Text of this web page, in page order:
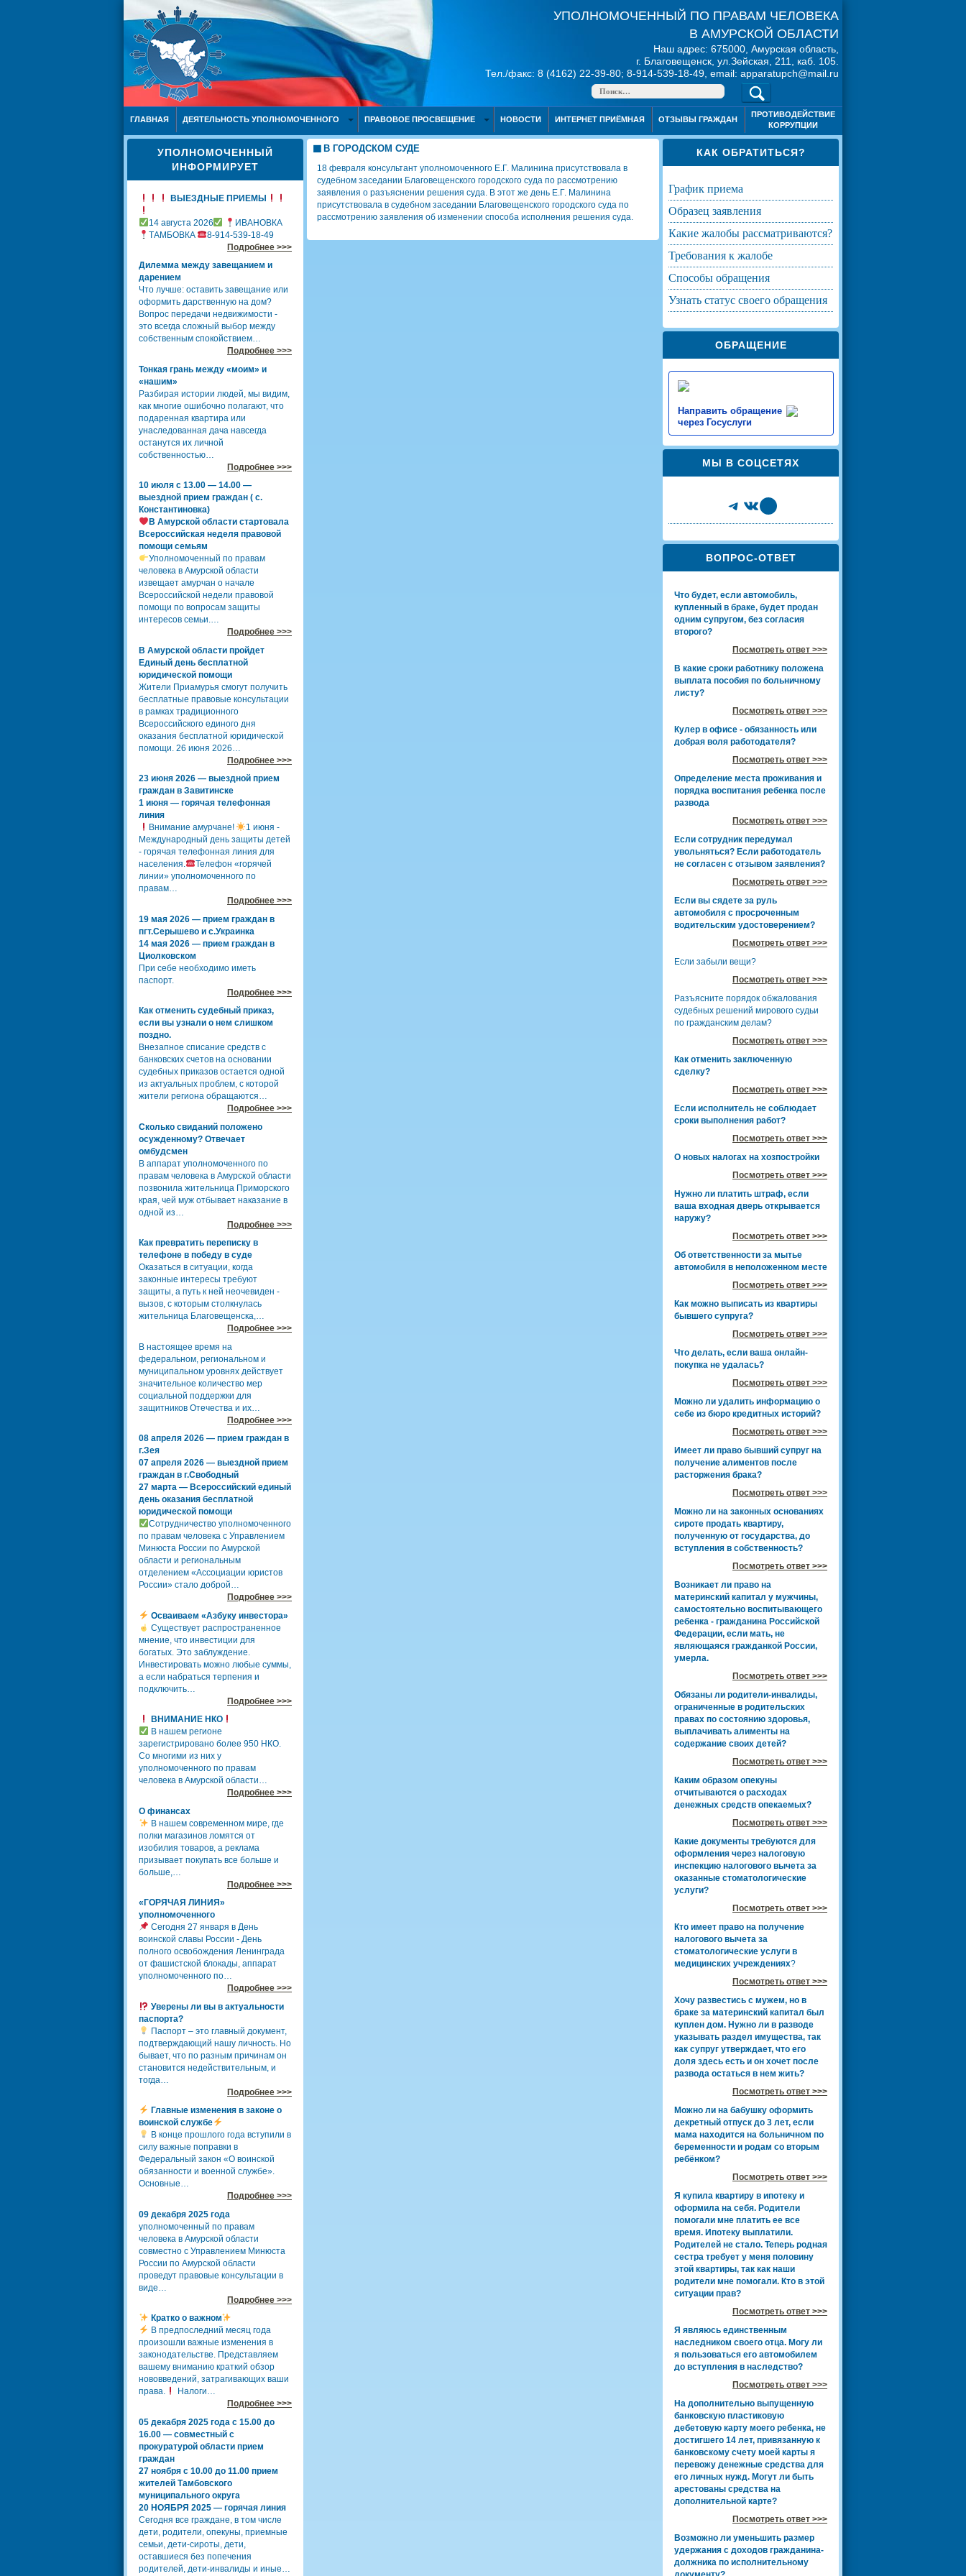
УПОЛНОМОЧЕННЫЙ ПО ПРАВАМ ЧЕЛОВЕКА
В АМУРСКОЙ ОБЛАСТИ
Наш адрес: 675000, Амурская область,
г. Благовещенск, ул.Зейская, 211, каб. 105.
Тел./факс: 8 (4162) 22-39-80; 8-914-539-18-49, email: apparatupch@mail.ru
ГЛАВНАЯ ДЕЯТЕЛЬНОСТЬ УПОЛНОМОЧЕННОГО ПРАВОВОЕ ПРОСВЕЩЕНИЕ НОВОСТИ ИНТЕРНЕТ ПРИЁМНАЯ ОТЗЫВЫ ГРАЖДАН
ПРОТИВОДЕЙСТВИЕ
КОРРУПЦИИ
УПОЛНОМОЧЕННЫЙ
ИНФОРМИРУЕТ
ВЫЕЗДНЫЕ ПРИЕМЫ
14 августа 2026
ИВАНОВКА
ТАМБОВКА
8-914-539-18-49
Подробнее >>>
Дилемма между завещанием и
дарением
Что лучше: оставить завещание или
оформить дарственную на дом?
Вопрос передачи недвижимости -
это всегда сложный выбор между
собственным спокойствием…
Подробнее >>>
Тонкая грань между «моим» и
«нашим»
Разбирая истории людей, мы видим,
как многие ошибочно полагают, что
подаренная квартира или
унаследованная дача навсегда
останутся их личной
собственностью…
Подробнее >>>
10 июля с 13.00 — 14.00 —
выездной прием граждан ( с.
Константиновка)
В Амурской области стартовала
Всероссийская неделя правовой
помощи семьям
Уполномоченный по правам
человека в Амурской области
извещает амурчан о начале
Всероссийской недели правовой
помощи по вопросам защиты
интересов семьи.…
Подробнее >>>
В Амурской области пройдет
Единый день бесплатной
юридической помощи
Жители Приамурья смогут получить
бесплатные правовые консультации
в рамках традиционного
Всероссийского единого дня
оказания бесплатной юридической
помощи. 26 июня 2026…
Подробнее >>>
23 июня 2026 — выездной прием
граждан в Завитинске
1 июня — горячая телефонная
линия
Внимание амурчане!
1 июня -
Международный день защиты детей
- горячая телефонная линия для
населения.
Телефон «горячей
линии» уполномоченного по
правам…
Подробнее >>>
19 мая 2026 — прием граждан в
пгт.Серышево и с.Украинка
14 мая 2026 — прием граждан в
Циолковском
При себе необходимо иметь
паспорт.
Подробнее >>>
Как отменить судебный приказ,
если вы узнали о нем слишком
поздно.
Внезапное списание средств с
банковских счетов на основании
судебных приказов остается одной
из актуальных проблем, с которой
жители региона обращаются…
Подробнее >>>
Сколько свиданий положено
осужденному? Отвечает
омбудсмен
В аппарат уполномоченного по
правам человека в Амурской области
позвонила жительница Приморского
края, чей муж отбывает наказание в
одной из…
Подробнее >>>
Как превратить переписку в
телефоне в победу в суде
Оказаться в ситуации, когда
законные интересы требуют
защиты, а путь к ней неочевиден -
вызов, с которым столкнулась
жительница Благовещенска,…
Подробнее >>>
В настоящее время на
федеральном, региональном и
муниципальном уровнях действует
значительное количество мер
социальной поддержки для
защитников Отечества и их…
Подробнее >>>
08 апреля 2026 — прием граждан в
г.Зея
07 апреля 2026 — выездной прием
граждан в г.Свободный
27 марта — Всероссийский единый
день оказания бесплатной
юридической помощи
Сотрудничество уполномоченного
по правам человека с Управлением
Минюста России по Амурской
области и региональным
отделением «Ассоциации юристов
России» стало доброй…
Подробнее >>>
Осваиваем «Азбуку инвестора»
Существует распространенное
мнение, что инвестиции для
богатых. Это заблуждение.
Инвестировать можно любые суммы,
а если набраться терпения и
подключить…
Подробнее >>>
ВНИМАНИЕ НКО
В нашем регионе
зарегистрировано более 950 НКО.
Со многими из них у
уполномоченного по правам
человека в Амурской области…
Подробнее >>>
О финансах
В нашем современном мире, где
полки магазинов ломятся от
изобилия товаров, а реклама
призывает покупать все больше и
больше,…
Подробнее >>>
«ГОРЯЧАЯ ЛИНИЯ»
уполномоченного
Сегодня 27 января в День
воинской славы России - День
полного освобождения Ленинграда
от фашистской блокады, аппарат
уполномоченного по…
Подробнее >>>
Уверены ли вы в актуальности
паспорта?
Паспорт – это главный документ,
подтверждающий нашу личность. Но
бывает, что по разным причинам он
становится недействительным, и
тогда…
Подробнее >>>
Главные изменения в законе о
воинской службе
В конце прошлого года вступили в
силу важные поправки в
Федеральный закон «О воинской
обязанности и военной службе».
Основные…
Подробнее >>>
09 декабря 2025 года
уполномоченный по правам
человека в Амурской области
совместно с Управлением Минюста
России по Амурской области
проведут правовые консультации в
виде…
Подробнее >>>
Кратко о важном
В предпоследний месяц года
произошли важные изменения в
законодательстве. Представляем
вашему вниманию краткий обзор
нововведений, затрагивающих ваши
права.
Налоги…
Подробнее >>>
05 декабря 2025 года с 15.00 до
16.00 — совместный с
прокуратурой области прием
граждан
27 ноября с 10.00 до 11.00 прием
жителей Тамбовского
муниципального округа
20 НОЯБРЯ 2025 — горячая линия
Сегодня все граждане, в том числе
дети, родители, опекуны, приемные
семьи, дети-сироты, дети,
оставшиеся без попечения
родителей, дети-инвалиды и иные…
В ГОРОДСКОМ СУДЕ
18 февраля консультант уполномоченного Е.Г. Малинина присутствовала в
судебном заседании Благовещенского городского суда по рассмотрению
заявления о разъяснении решения суда. В этот же день Е.Г. Малинина
присутствовала в судебном заседании Благовещенского городского суда по
рассмотрению заявления об изменении способа исполнения решения суда.
КАК ОБРАТИТЬСЯ?
график приема
образец заявления
какие жалобы рассматриваются?
требования к жалобе
способы обращения
узнать статус своего обращения
ОБРАЩЕНИЕ
Направить обращение
через Госуслуги
МЫ В СОЦСЕТЯХ
Telegram
VKShare Icon
ВОПРОС-ОТВЕТ
Что будет, если автомобиль,
купленный в браке, будет продан
одним супругом, без согласия
второго?
Посмотреть ответ >>>
В какие сроки работнику положена
выплата пособия по больничному
листу?
Посмотреть ответ >>>
Кулер в офисе - обязанность или
добрая воля работодателя?
Посмотреть ответ >>>
Определение места проживания и
порядка воспитания ребенка после
развода
Посмотреть ответ >>>
Если сотрудник передумал
увольняться? Если работодатель
не согласен с отзывом заявления?
Посмотреть ответ >>>
Если вы сядете за руль
автомобиля с просроченным
водительским удостоверением?
Посмотреть ответ >>>
Если забыли вещи?
Посмотреть ответ >>>
Разъясните порядок обжалования
судебных решений мирового судьи
по гражданским делам?
Посмотреть ответ >>>
Как отменить заключенную
сделку?
Посмотреть ответ >>>
Если исполнитель не соблюдает
сроки выполнения работ?
Посмотреть ответ >>>
О новых налогах на хозпостройки
Посмотреть ответ >>>
Нужно ли платить штраф, если
ваша входная дверь открывается
наружу?
Посмотреть ответ >>>
Об ответственности за мытье
автомобиля в неположенном месте
Посмотреть ответ >>>
Как можно выписать из квартиры
бывшего супруга?
Посмотреть ответ >>>
Что делать, если ваша онлайн-
покупка не удалась?
Посмотреть ответ >>>
Можно ли удалить информацию о
себе из бюро кредитных историй?
Посмотреть ответ >>>
Имеет ли право бывший супруг на
получение алиментов после
расторжения брака?
Посмотреть ответ >>>
Можно ли на законных основаниях
сироте продать квартиру,
полученную от государства, до
вступления в собственность?
Посмотреть ответ >>>
Возникает ли право на
материнский капитал у мужчины,
самостоятельно воспитывающего
ребенка - гражданина Российской
Федерации, если мать, не
являющаяся гражданкой России,
умерла.
Посмотреть ответ >>>
Обязаны ли родители-инвалиды,
ограниченные в родительских
правах по состоянию здоровья,
выплачивать алименты на
содержание своих детей?
Посмотреть ответ >>>
Каким образом опекуны
отчитываются о расходах
денежных средств опекаемых?
Посмотреть ответ >>>
Какие документы требуются для
оформления через налоговую
инспекцию налогового вычета за
оказанные стоматологические
услуги?
Посмотреть ответ >>>
Кто имеет право на получение
налогового вычета за
стоматологические услуги в
медицинских учреждениях?
Посмотреть ответ >>>
Хочу развестись с мужем, но в
браке за материнский капитал был
куплен дом. Нужно ли в разводе
указывать раздел имущества, так
как супруг утверждает, что его
доля здесь есть и он хочет после
развода остаться в нем жить?
Посмотреть ответ >>>
Можно ли на бабушку оформить
декретный отпуск до 3 лет, если
мама находится на больничном по
беременности и родам со вторым
ребёнком?
Посмотреть ответ >>>
Я купила квартиру в ипотеку и
оформила на себя. Родители
помогали мне платить ее все
время. Ипотеку выплатили.
Родителей не стало. Теперь родная
сестра требует у меня половину
этой квартиры, так как наши
родители мне помогали. Кто в этой
ситуации прав?
Посмотреть ответ >>>
Я являюсь единственным
наследником своего отца. Могу ли
я пользоваться его автомобилем
до вступления в наследство?
Посмотреть ответ >>>
На дополнительно выпущенную
банковскую пластиковую
дебетовую карту моего ребенка, не
достигшего 14 лет, привязанную к
банковскому счету моей карты я
перевожу денежные средства для
его личных нужд. Могут ли быть
арестованы средства на
дополнительной карте?
Посмотреть ответ >>>
Возможно ли уменьшить размер
удержания с доходов гражданина-
должника по исполнительному